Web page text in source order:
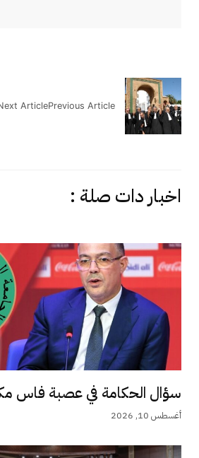
Previous Article
Article
اخبار دات صلة :
سؤال الحكامة في عصبة فاس
أغسطس 10, 2026